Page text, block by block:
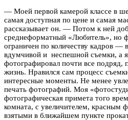
— Моей первой камерой классе в
самая доступная по цене и самая
рассказывает он. — Потом к ней
среднеформатный «Любитель», но
ограничен по количеству кадров —
вдумчивой и неспешной съемки, а
фотографировал почти все
жизнь. Нравился сам процесс
интересные моменты. Не менее
печать фотографий. Моя
фотографическая примета того
комната, с увеличителем, красным
взятыми в ближайшем пункте